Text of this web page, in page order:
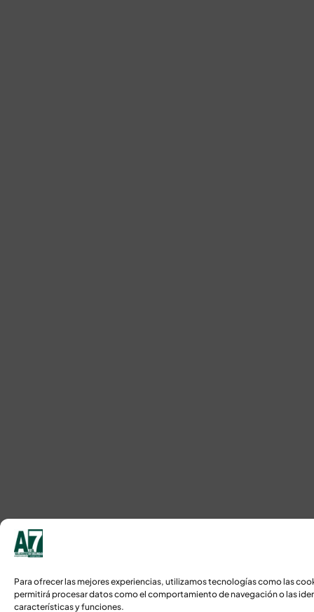
Para ofrecer las mejores experiencias, utilizamos tecnologías como las
permitirá procesar datos como el comportamiento de navegación o las
características y funciones.